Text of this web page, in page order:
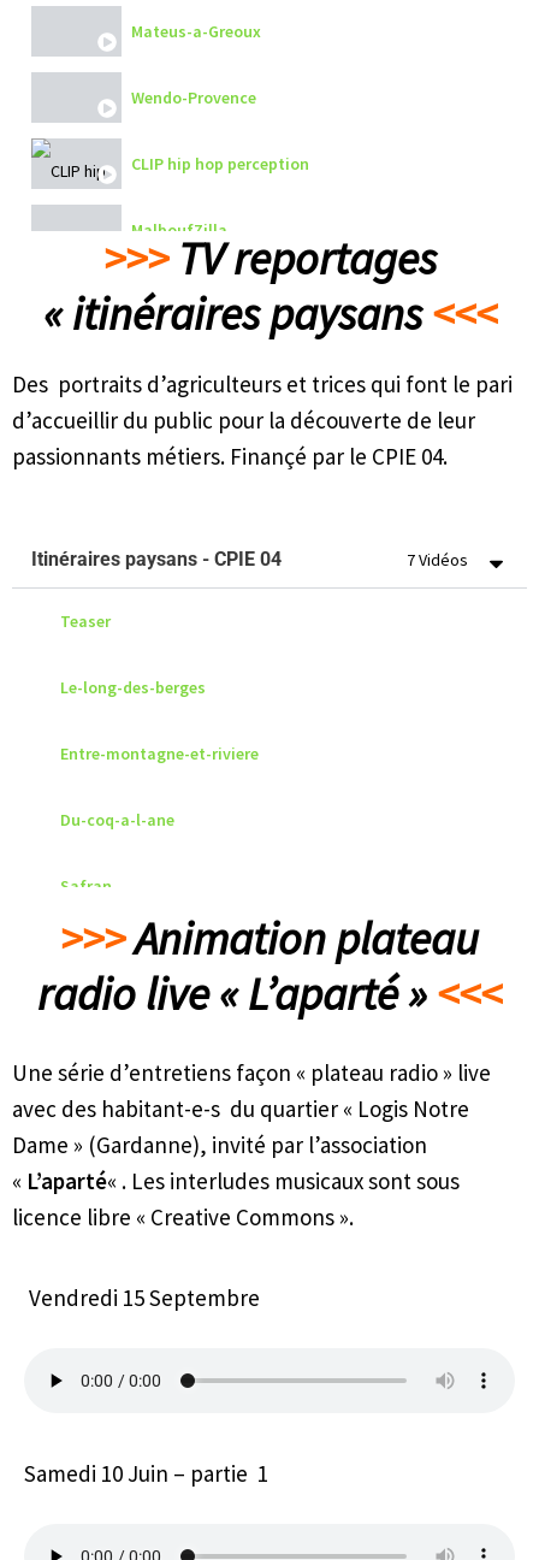
Mateus-a-Greoux
Wendo-Provence
CLIP hip hop perception
MalboufZilla
Jacques Lombard_plastikart
ateliers-kfq
>>>TV reportages
« itinéraires paysans<<<
Des portraits d’agriculteurs et trices qui font le pari
d’accueillir du public pour la découverte de leur
passionnants métiers. Finançé par le CPIE 04.
Itinéraires paysans - CPIE 04 7 Vidéos
Teaser
Le-long-des-berges
Entre-montagne-et-riviere
Du-coq-a-l-ane
Safran
Chevres_risou
>>>Animation plateau
radio live « L’aparté »<<<
Une série d’entretiens façon « plateau radio » live
avec des habitant-e-s du quartier « Logis Notre
Dame » (Gardanne), invité par l’association
« L’aparté« . Les interludes musicaux sont sous
licence libre « Creative Commons ».
Vendredi 15 Septembre
Samedi 10 Juin – partie 1